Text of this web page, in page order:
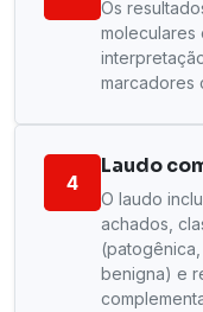
Os
moleculares
marcadores
4
Laudo
O laudo
achados,
benigna) e